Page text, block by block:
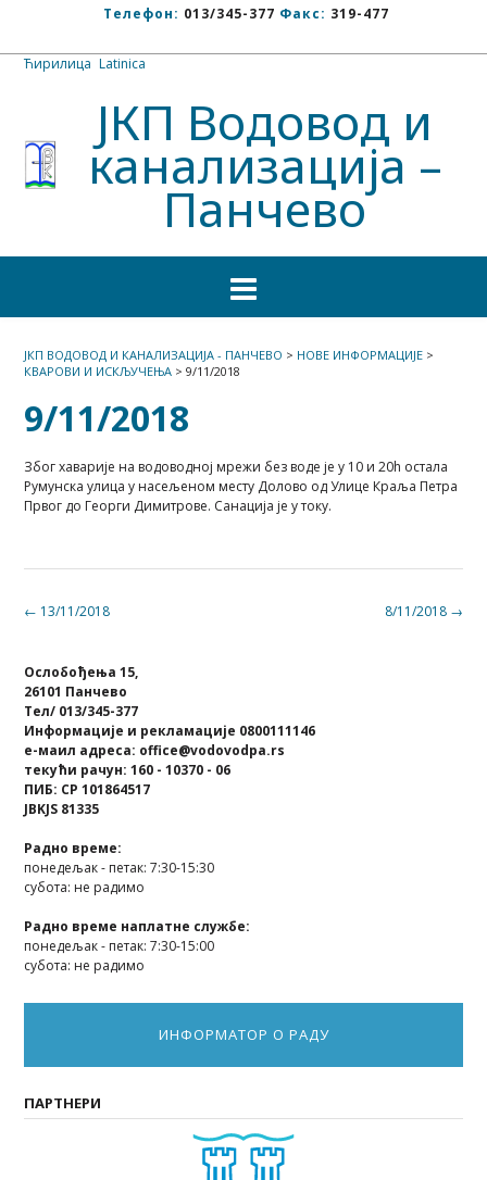
Телефон: 013/345-377 Факс: 319-477
Ћирилица Latinica
ЈКП Водовод и
канализација –
Панчево
ЈКП ВОДОВОД И КАНАЛИЗАЦИЈА - ПАНЧЕВО > НОВЕ ИНФОРМАЦИЈЕ >
КВАРОВИ И ИСКЉУЧЕЊА > 9/11/2018
9/11/2018
Због хаварије на водоводној мрежи без воде је у 10 и 20h остала
Румунска улица у насељеном месту Долово од Улице Краља Петра
Првог до Георги Димитрове. Санација је у току.
Post 8/11/2018 →
← 13/11/2018
Ослобођења 15,
26101 Панчево
Тел/ 013/345-377
Информације и рекламације 0800111146
е-маил адреса: office@vodovodpa.rs
текући рачун: 160 - 10370 - 06
ПИБ: СР 101864517
JBKJS 81335
Радно време:
понедељак - петак: 7:30-15:30
субота: не радимо
Радно време наплатне службе:
понедељак - петак: 7:30-15:00
субота: не радимо
ИНФОРМАТОР О РАДУ
ПАРТНЕРИ